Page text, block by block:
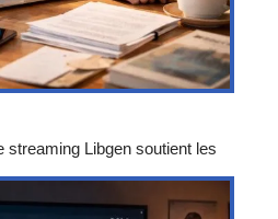
streaming Libgen soutient les